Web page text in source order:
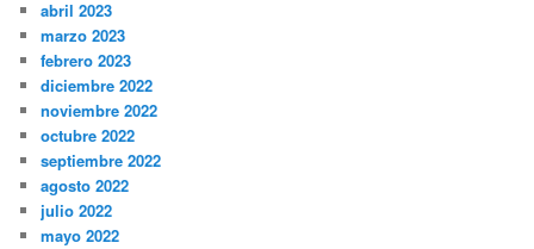
abril 2023
marzo 2023
febrero 2023
diciembre 2022
noviembre 2022
octubre 2022
septiembre 2022
agosto 2022
julio 2022
mayo 2022